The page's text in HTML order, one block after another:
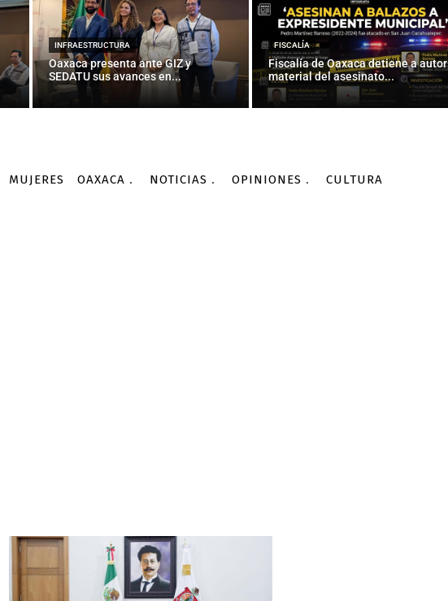
INFRAESTRUCTURA
Oaxaca presenta ante GIZ y
SEDATU sus avances en...
FISCALÍA
Fiscalía de Oaxaca detiene a autor
material del asesinato...
MUJERES OAXACA NOTICIAS OPINIONES CULTURA